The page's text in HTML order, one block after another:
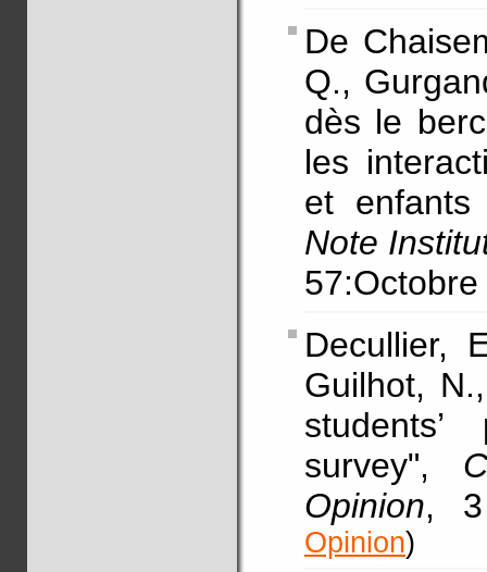
De
Q.,
dès le
les
et
Note
57:Octobre
Decullier,
Guilhot,
survey",
Opinion,
Opinion)